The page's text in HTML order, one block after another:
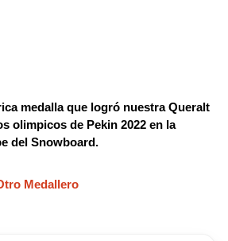
medalla que logró nuestra Queralt
olimpicos de Pekin 2022 en la
del Snowboard.
Medallero